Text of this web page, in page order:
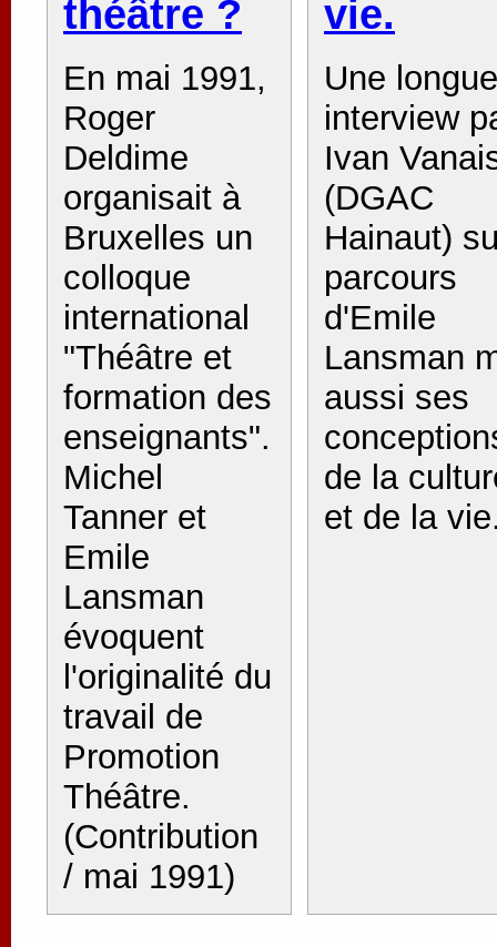
théâtre ?
En mai 1991,
Roger
Deldime
organisait à
Bruxelles un
colloque
international
"Théâtre et
formation des
enseignants".
Michel
Tanner et
Emile
Lansman
évoquent
l'originalité du
travail de
Promotion
Théâtre.
(Contribution
/ mai 1991)
vie.
Une longue
interview
Ivan
(DGAC
Hainaut)
parcours
d'Emile
Lansman
aussi ses
de la
et de la